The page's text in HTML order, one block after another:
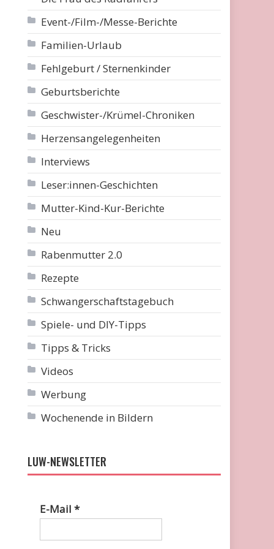
Event-/Film-/Messe-Berichte
Familien-Urlaub
Fehlgeburt / Sternenkinder
Geburtsberichte
Geschwister-/Krümel-Chroniken
Herzensangelegenheiten
Interviews
Leser:innen-Geschichten
Mutter-Kind-Kur-Berichte
Neu
Rabenmutter 2.0
Rezepte
Schwangerschaftstagebuch
Spiele- und DIY-Tipps
Tipps & Tricks
Videos
Werbung
Wochenende in Bildern
LUW-NEWSLETTER
E-Mail*